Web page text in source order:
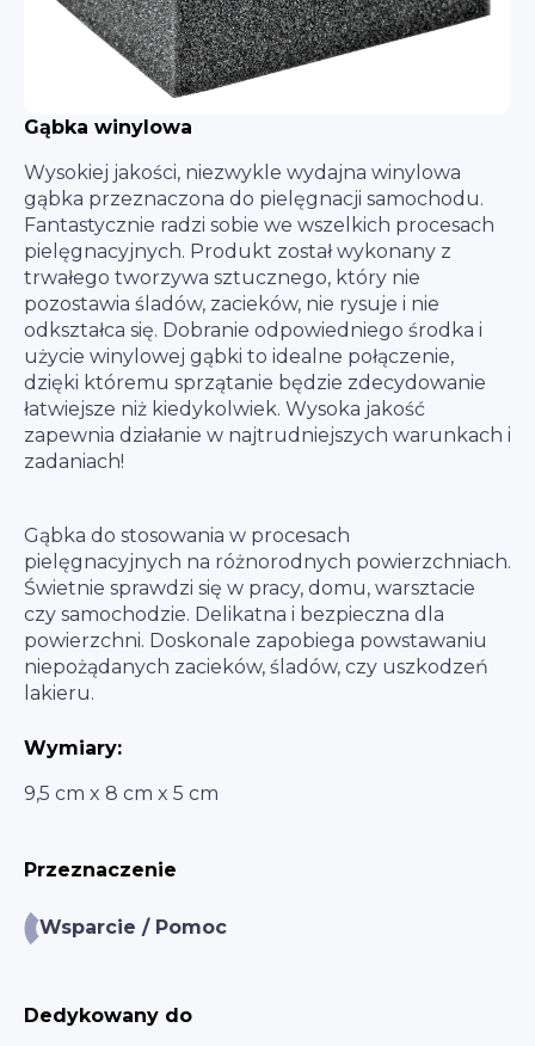
Gąbka winylowa
Wysokiej jakości, niezwykle wydajna winylowa
gąbka przeznaczona do pielęgnacji samochodu.
Fantastycznie radzi sobie we wszelkich procesach
pielęgnacyjnych. Produkt został wykonany z
trwałego tworzywa sztucznego, który nie
pozostawia śladów, zacieków, nie rysuje i nie
odkształca się. Dobranie odpowiedniego środka i
użycie winylowej gąbki to idealne połączenie,
dzięki któremu sprzątanie będzie zdecydowanie
łatwiejsze niż kiedykolwiek. Wysoka jakość
zapewnia działanie w najtrudniejszych warunkach i
zadaniach!
Gąbka do stosowania w procesach
pielęgnacyjnych na różnorodnych powierzchniach.
Świetnie sprawdzi się w pracy, domu, warsztacie
czy samochodzie. Delikatna i bezpieczna dla
powierzchni. Doskonale zapobiega powstawaniu
niepożądanych zacieków, śladów, czy uszkodzeń
lakieru.
Wymiary:
9,5 cm x 8 cm x 5 cm
Przeznaczenie
Wsparcie / Pomoc
Dedykowany do